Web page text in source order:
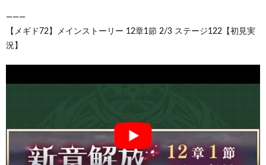
―――
【メギド72】メインストーリー 12章1節 2/3 ステージ122【初見実
況】